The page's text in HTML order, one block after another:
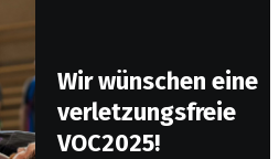
Wir wünschen eine
verletzungsfreie
VOC2025!